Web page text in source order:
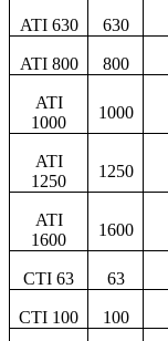
ATI 630 630
ATI 800 800
ATI
1000
1000
ATI
1250
1250
ATI
1600
1600
CTI 63 63
CTI 100 100